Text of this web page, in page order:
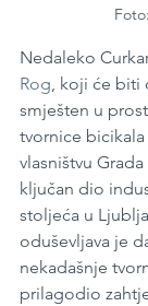
Nedaleko
Rog, koji će biti
smješten u
tvornice bicikala
vlasništvu
ključan dio
stoljeća u
oduševljava je
nekadašnje
prilagodio